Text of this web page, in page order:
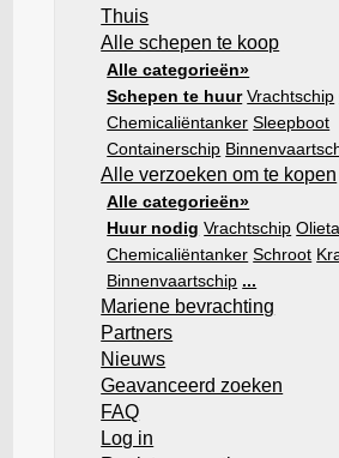
Thuis
Alle schepen te koop
Alle categorieën»
Schepen te huur Vrachtschip
Chemicaliëntanker Sleepboot
Containerschip
Alle verzoeken om te kopen
Alle categorieën»
Huur nodig Vrachtschip
Chemicaliëntanker Schroot
Binnenvaartschip ...
Mariene bevrachting
Partners
Nieuws
Geavanceerd zoeken
FAQ
Log in